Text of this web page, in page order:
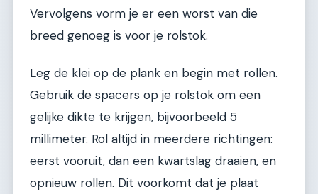
Vervolgens vorm je er een worst van die
breed genoeg is voor je rolstok.
Leg de klei op de plank en begin met rollen.
Gebruik de spacers op je rolstok om een
gelijke dikte te krijgen, bijvoorbeeld 5
millimeter. Rol altijd in meerdere richtingen:
eerst vooruit, dan een kwartslag draaien, en
opnieuw rollen. Dit voorkomt dat je plaat